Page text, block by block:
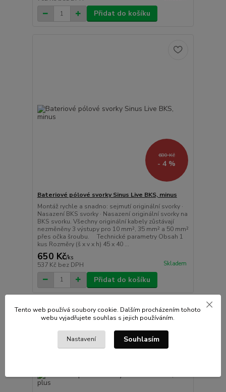
Přidat do košíku
680 Kč
- 4 %
Bateriové pólové svorky Sinus Live BKS, minus
Montáž rychle a snadno: sejmutí originální svorky ·
Nasazení BKS svorky · Nasazení originální svorky na
BKS svorku. Všechny originální kabely zůstávají
nezměněny 3 výstupy pro 10 mm², 35 mm² a 50 mm²
přes očka šroubu. Technické parametry Obsah 1
kus Rozměry (š x v x h) 45 x 40 ...
650 Kč/ks
537 Kč bez DPH Skladem
Přidat do košíku
Tento web používá soubory cookie. Dalším procházením tohoto
webu vyjadřujete souhlas s jejich používáním.
Nastavení Souhlasím